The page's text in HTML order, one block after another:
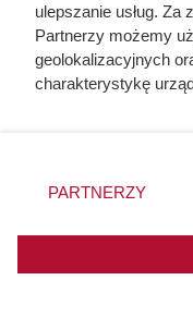
ulepszanie usług. Za
Partnerzy możemy
geolokalizacyjnych
charakterystykę
zmienić/wycofać
znajdujący się w
użytkownika, ale
przetwarzaniu.
PARTNERZY